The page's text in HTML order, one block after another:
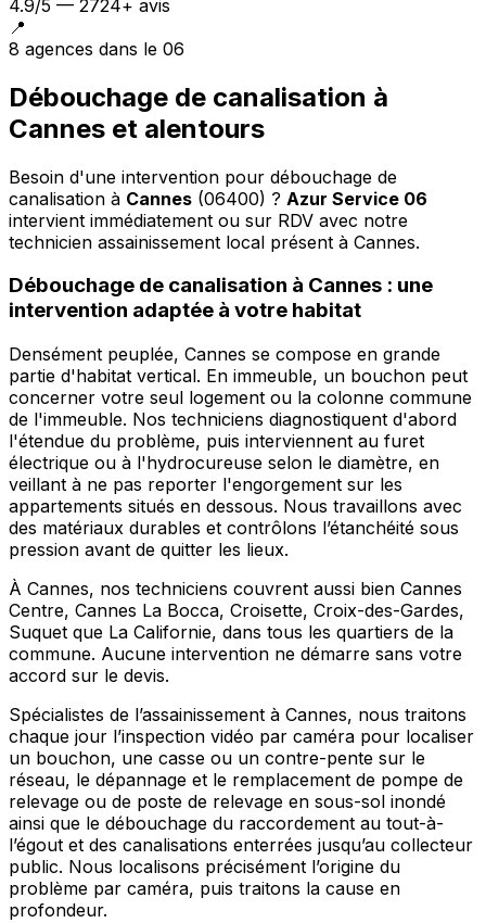
4.9/5 — 2724+ avis
📍
8 agences dans le 06
Débouchage de canalisation à
Cannes et alentours
Besoin d'une intervention pour débouchage de
canalisation à Cannes (06400) ? Azur Service 06
intervient immédiatement ou sur RDV avec notre
technicien assainissement local présent à Cannes.
Débouchage de canalisation à Cannes : une
intervention adaptée à votre habitat
Densément peuplée, Cannes se compose en grande
partie d'habitat vertical. En immeuble, un bouchon peut
concerner votre seul logement ou la colonne commune
de l'immeuble. Nos techniciens diagnostiquent d'abord
l'étendue du problème, puis interviennent au furet
électrique ou à l'hydrocureuse selon le diamètre, en
veillant à ne pas reporter l'engorgement sur les
appartements situés en dessous. Nous travaillons avec
des matériaux durables et contrôlons l’étanchéité sous
pression avant de quitter les lieux.
À Cannes, nos techniciens couvrent aussi bien Cannes
Centre, Cannes La Bocca, Croisette, Croix-des-Gardes,
Suquet que La Californie, dans tous les quartiers de la
commune. Aucune intervention ne démarre sans votre
accord sur le devis.
Spécialistes de l’assainissement à Cannes, nous traitons
chaque jour l’inspection vidéo par caméra pour localiser
un bouchon, une casse ou un contre-pente sur le
réseau, le dépannage et le remplacement de pompe de
relevage ou de poste de relevage en sous-sol inondé
ainsi que le débouchage du raccordement au tout-à-
l’égout et des canalisations enterrées jusqu’au collecteur
public. Nous localisons précisément l’origine du
problème par caméra, puis traitons la cause en
profondeur.